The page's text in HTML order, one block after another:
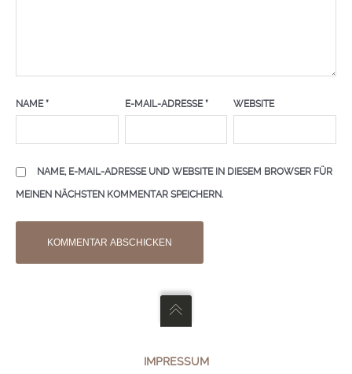
NAME* E-MAIL-ADRESSE* WEBSITE
NAME, E-MAIL-ADRESSE UND WEBSITE IN DIESEM BROWSER FÜR
MEINEN NÄCHSTEN KOMMENTAR SPEICHERN.
IMPRESSUM